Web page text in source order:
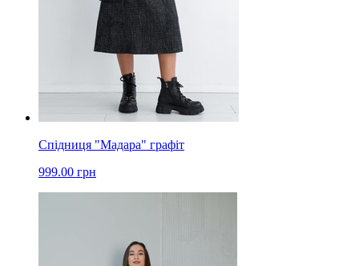
Спідниця "Мадара" графіт
999.00 грн